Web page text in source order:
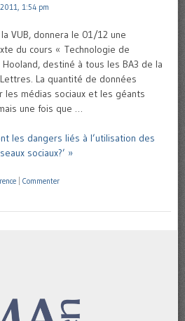
1:54 pm
VUB, donnera le 01/12 une
du cours « Technologie de
destiné à tous les BA3 de la
La quantité de données
les médias sociaux et les géants
une fois que …
les dangers liés à l’utilisation des
sociaux?’ »
Commenter